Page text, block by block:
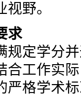
野。
求
规定学分
合工作实
严格学术